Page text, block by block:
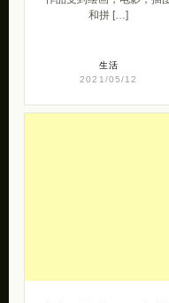
和拼 […]
生活
2021/05/12